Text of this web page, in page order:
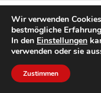
Wir verwenden
bestmögliche
In den Einstellungen
verwenden oder sie
Zustimmen